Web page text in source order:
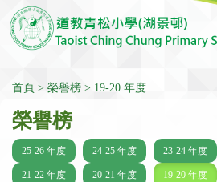
首頁 榮譽榜 19-20 年度
榮譽榜
25-26 年度 24-25 年度 23-24 年度
21-22 年度 20-21 年度 19-20 年度